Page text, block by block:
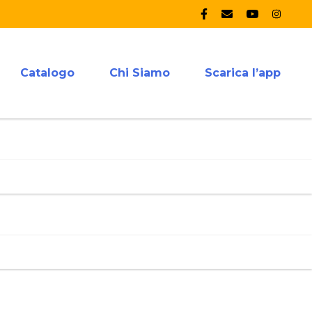
Catalogo Chi Siamo Scarica l’app